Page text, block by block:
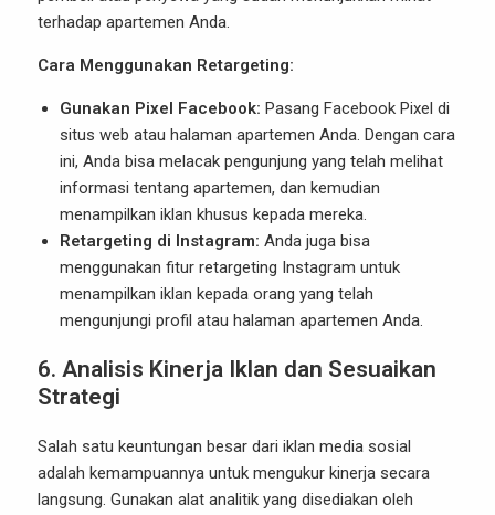
terhadap apartemen Anda.
Cara Menggunakan Retargeting:
Gunakan Pixel Facebook: Pasang Facebook Pixel di
situs web atau halaman apartemen Anda. Dengan cara
ini, Anda bisa melacak pengunjung yang telah melihat
informasi tentang apartemen, dan kemudian
menampilkan iklan khusus kepada mereka.
Retargeting di Instagram: Anda juga bisa
menggunakan fitur retargeting Instagram untuk
menampilkan iklan kepada orang yang telah
mengunjungi profil atau halaman apartemen Anda.
6. Analisis Kinerja Iklan dan Sesuaikan
Strategi
Salah satu keuntungan besar dari iklan media sosial
adalah kemampuannya untuk mengukur kinerja secara
langsung. Gunakan alat analitik yang disediakan oleh